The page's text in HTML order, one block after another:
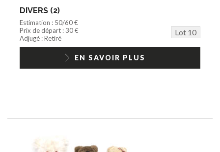
DIVERS (2)
Estimation : 50/60 €
Prix de départ : 30 €
Lot 10
Adjugé : Retiré
EN SAVOIR PLUS